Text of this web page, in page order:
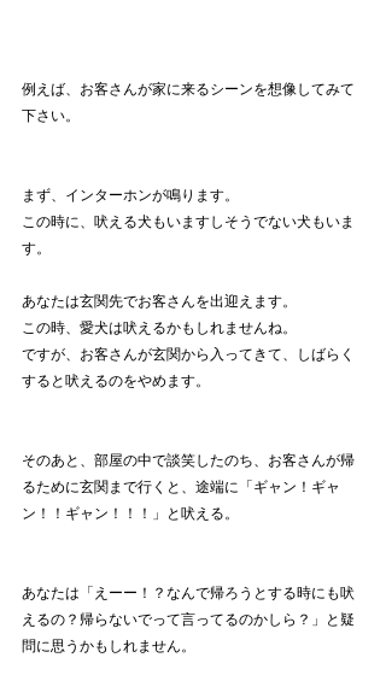
例えば、お客さんが家に来るシーンを想像してみて
下さい。
まず、インターホンが鳴ります。
この時に、吠える犬もいますしそうでない犬もいま
す。
あなたは玄関先でお客さんを出迎えます。
この時、愛犬は吠えるかもしれませんね。
ですが、お客さんが玄関から入ってきて、しばらく
すると吠えるのをやめます。
そのあと、部屋の中で談笑したのち、お客さんが帰
るために玄関まで行くと、途端に「ギャン！ギャ
ン！！ギャン！！！」と吠える。
あなたは「えーー！？なんで帰ろうとする時にも吠
えるの？帰らないでって言ってるのかしら？」と疑
問に思うかもしれません。